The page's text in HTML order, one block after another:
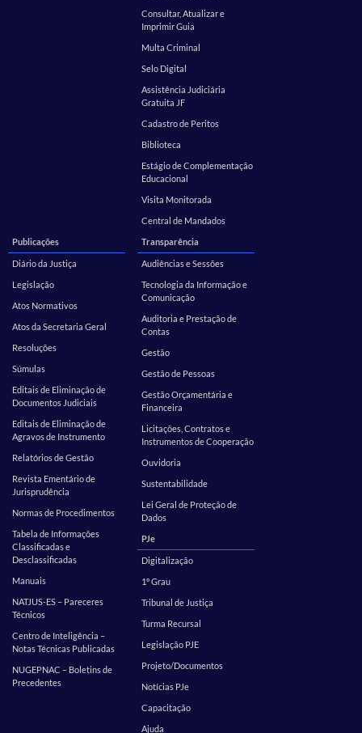
Consultar, Atualizar e
Imprimir Guia
Multa Criminal
Selo Digital
Assistência Judiciária
Gratuita JF
Cadastro de Peritos
Biblioteca
Estágio de Complementação
Educacional
Visita Monitorada
Central de Mandados
Publicações
Diário da Justiça
Legislação
Atos Normativos
Atos da Secretaria Geral
Resoluções
Súmulas
Editais de Eliminação de
Documentos Judiciais
Editais de Eliminação de
Agravos de Instrumento
Relatórios de Gestão
Revista Ementário de
Jurisprudência
Normas de Procedimentos
Tabela de Informações
Classificadas e
Desclassificadas
Manuais
NATJUS-ES – Pareceres
Técnicos
Centro de Inteligência –
Notas Técnicas Publicadas
NUGEPNAC – Boletins de
Precedentes
Transparência
Audiências e Sessões
Tecnologia da Informação e
Comunicação
Auditoria e Prestação de
Contas
Gestão
Gestão de Pessoas
Gestão Orçamentária e
Financeira
Licitações, Contratos e
Instrumentos de Cooperação
Ouvidoria
Sustentabilidade
Lei Geral de Proteção de
Dados
PJe
Digitalização
1º Grau
Tribunal de Justiça
Turma Recursal
Legislação PJE
Projeto/Documentos
Notícias PJe
Capacitação
Ajuda